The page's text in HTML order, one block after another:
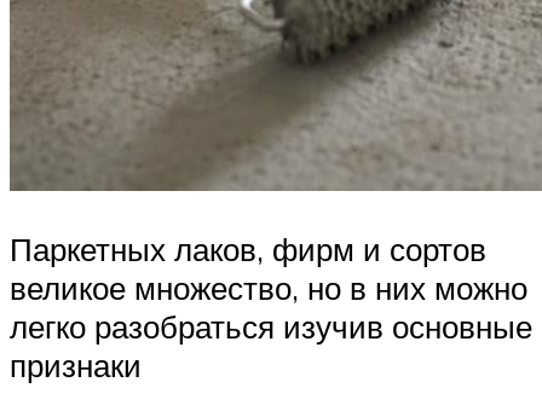
Паркетных лаков, фирм и сортов
великое множество, но в них можно
легко разобраться изучив основные
признаки